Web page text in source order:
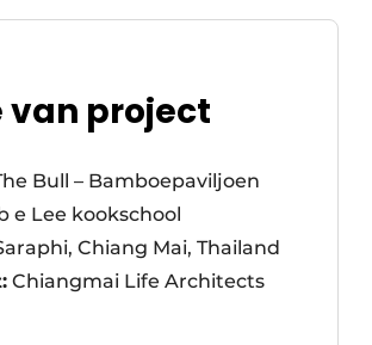
van project
Bull – Bamboepaviljoen
e Lee kookschool
Chiang Mai, Thailand
Chiangmai Life Architects